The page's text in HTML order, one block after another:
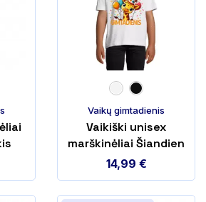
Vaikų gimtadienis
Vaikiški unisex
marškinėliai Šiandien
mano gimtadienis
14,99 €